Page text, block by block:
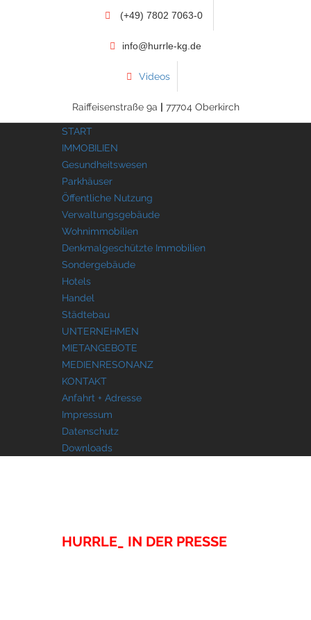
(+49) 7802 7063-0
info@hurrle-kg.de
Videos
Raiffeisenstraße 9a | 77704 Oberkirch
START
IMMOBILIEN
Gesundheitswesen
Parkhäuser
Öffentliche Nutzung
Verwaltungsgebäude
Wohnimmobilien
Denkmalgeschützte Immobilien
Sondergebäude
Hotels
Handel
Städtebau
UNTERNEHMEN
MIETANGEBOTE
MEDIENRESONANZ
KONTAKT
Anfahrt + Adresse
Impressum
Datenschutz
Downloads
HURRLE_ IN DER PRESSE